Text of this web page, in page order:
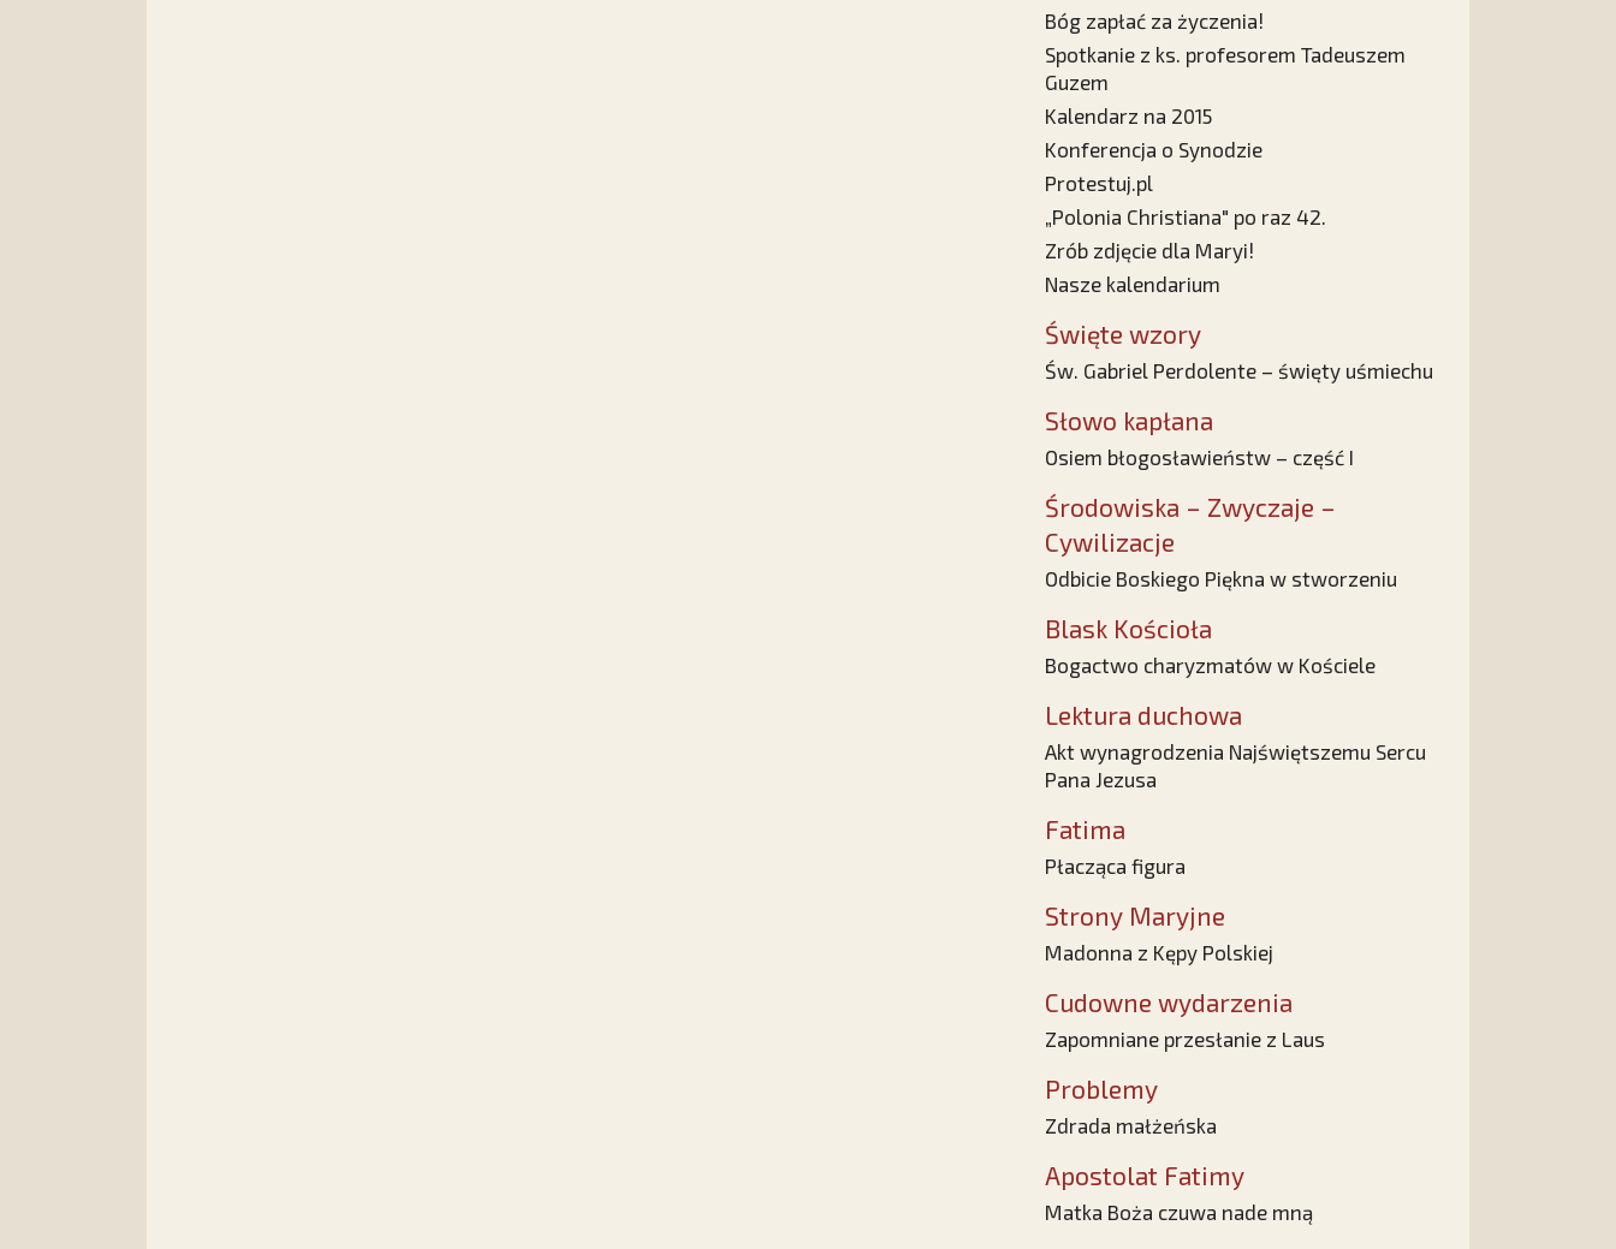
Bóg zapłać za życzenia!
Spotkanie z ks. profesorem Tadeuszem
Guzem
Kalendarz na 2015
Konferencja o Synodzie
Protestuj.pl
„Polonia Christiana" po raz 42.
Zrób zdjęcie dla Maryi!
Nasze kalendarium
Święte wzory
Św. Gabriel Perdolente – święty uśmiechu
Słowo kapłana
Osiem błogosławieństw – część I
Środowiska – Zwyczaje –
Cywilizacje
Odbicie Boskiego Piękna w stworzeniu
Blask Kościoła
Bogactwo charyzmatów w Kościele
Lektura duchowa
Akt wynagrodzenia Najświętszemu Sercu
Pana Jezusa
Fatima
Płacząca figura
Strony Maryjne
Madonna z Kępy Polskiej
Cudowne wydarzenia
Zapomniane przesłanie z Laus
Problemy
Zdrada małżeńska
Apostolat Fatimy
Matka Boża czuwa nade mną